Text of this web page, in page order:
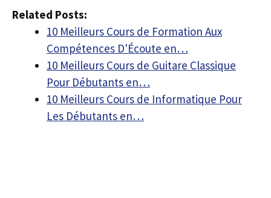
Related Posts:
10 Meilleurs Cours de Formation Aux
Compétences D'Écoute en…
10 Meilleurs Cours de Guitare Classique
Pour Débutants en…
10 Meilleurs Cours de Informatique Pour
Les Débutants en…